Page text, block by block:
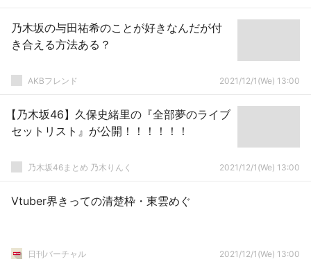
乃木坂の与田祐希のことが好きなんだが付
き合える方法ある？
AKBフレンド 2021/12/1(We) 13:00
【乃木坂46】久保史緒里の『全部夢のライブ
セットリスト』が公開！！！！！！
乃木坂46まとめ 乃木りんく 2021/12/1(We) 13:00
Vtuber界きっての清楚枠・東雲めぐ
日刊バーチャル 2021/12/1(We) 13:00